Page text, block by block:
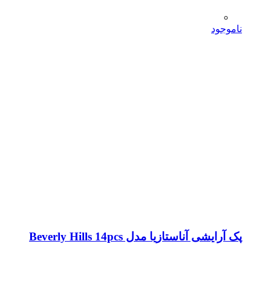
ناموجود
پک آرایشی آناستازیا مدل Beverly Hills 14pcs